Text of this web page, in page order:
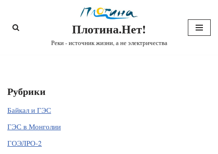
Перейти
Плотина.Нет!
Реки - источник жизни, а не электричества
Рубрики
Байкал и ГЭС
ГЭС в Монголии
ГОЭЛРО-2